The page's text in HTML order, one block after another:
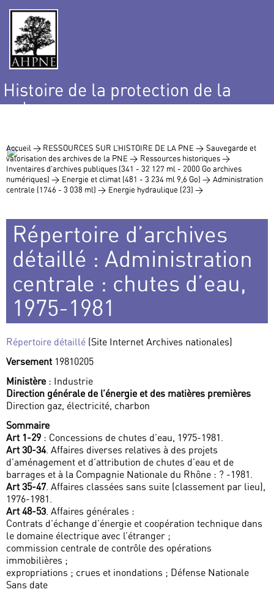
Histoire de la protection de la
nature
Accueil > RESSOURCES SUR L’HISTOIRE DE LA PNE > Sauvegarde et
valorisation des archives de la PNE > Ressources historiques >
Inventaires d’archives publiques (341 - 32 127 ml - 2000 Go archives
numériques) > Energie et climat (481 - 3 234 ml 9,6 Go) > Administration
centrale (1746 - 3 038 ml) > Energie hydraulique (23) >
Répertoire d’archives
détaillé : Administration
centrale : chutes d’eau,
1975-1981
Répertoire détaillé (Site Internet Archives nationales)
Versement 19810205
Ministère: Industrie
Direction générale de l’énergie et des matières premières
Direction gaz, électricité, charbon
Sommaire
Art 1-29 : Concessions de chutes d’eau, 1975-1981.
Art 30-34. Affaires diverses relatives à des projets
d’aménagement et d’attribution de chutes d’eau et de
barrages et à la Compagnie Nationale du Rhône : ? -1981.
Art 35-47. Affaires classées sans suite (classement par lieu),
1976-1981.
Art 48-53. Affaires générales :
Contrats d’échange d’énergie et coopération technique dans
le domaine électrique avec l’étranger ;
commission centrale de contrôle des opérations
immobilières ;
expropriations ; crues et inondations ; Défense Nationale
Sans date